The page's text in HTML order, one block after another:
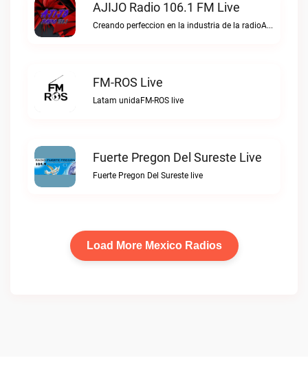
AJIJO Radio 106.1 FM Live
Creando perfeccion en la industria de la radioAJIJO Radio 106.1 FM live
FM-ROS Live
Latam unidaFM-ROS live
Fuerte Pregon Del Sureste Live
Fuerte Pregon Del Sureste live
Load More Mexico Radios